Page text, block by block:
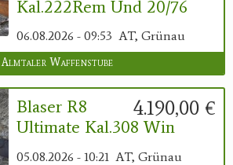
Kal.222Rem Und 20/76
06.08.2026 - 09:53 AT, Grünau
Almtaler Waffenstube
4.190,00 €
Blaser R8
Ultimate Kal.308 Win
05.08.2026 - 10:21 AT, Grünau